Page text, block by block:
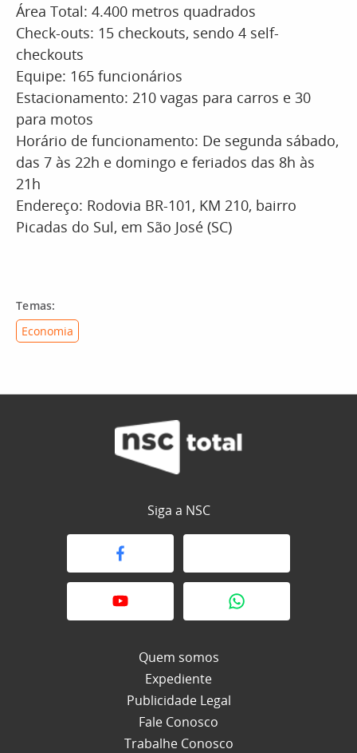
Área Total: 4.400 metros quadrados
Check-outs: 15 checkouts, sendo 4 self-
checkouts
Equipe: 165 funcionários
Estacionamento: 210 vagas para carros e 30
para motos
Horário de funcionamento: De segunda sábado,
das 7 às 22h e domingo e feriados das 8h às
21h
Endereço: Rodovia BR-101, KM 210, bairro
Picadas do Sul, em São José (SC)
Temas:
Economia
Siga a NSC
Quem somos
Expediente
Publicidade Legal
Fale Conosco
Trabalhe Conosco